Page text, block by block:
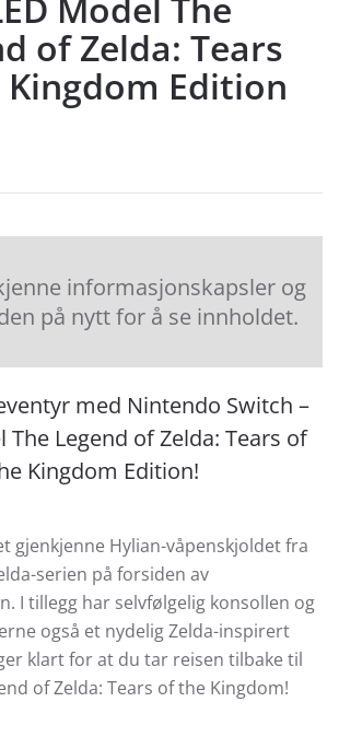
of Zelda: Tears
Edition
informasjonskapsler og
på nytt for å se innholdet.
med Nintendo Switch –
The Legend of Zelda: Tears of
Kingdom Edition!
gjenkjenne Hylian-våpenskjoldet fra
serien på forsiden av
I tillegg har selvfølgelig konsollen og
også et nydelig Zelda-inspirert
klart for at du tar reisen tilbake til
of Zelda: Tears of the Kingdom!